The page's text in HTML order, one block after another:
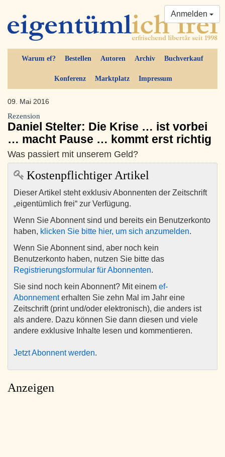
Warum ef? Bestellen Autoren Archiv Buchverkauf
Konferenz Marktplatz Impressum
Anmelden
09. Mai 2016
Rezension
Daniel Stelter: Die Krise … ist vorbei
… macht Pause … kommt erst richtig
Was passiert mit unserem Geld?
Kostenpflichtiger Artikel
Dieser Artikel steht exklusiv Abonnenten der Zeitschrift
„eigentümlich frei“ zur Verfügung.
Wenn Sie Abonnent sind und bereits ein Benutzerkonto
haben, klicken Sie bitte hier, um sich anzumelden.
Wenn Sie Abonnent sind, aber noch kein
Benutzerkonto haben, nutzen Sie bitte das
Registrierungsformular für Abonnenten.
Sie sind noch kein Abonnent? Mit einem ef-
Abonnementerhalten Sie zehn Mal im Jahr eine
Zeitschrift (print und/oder elektronisch), die anders ist
als andere. Dazu können Sie dann diesen und viele
andere exklusive Inhalte lesen und kommentieren.
Jetzt Abonnent werden.
Anzeigen